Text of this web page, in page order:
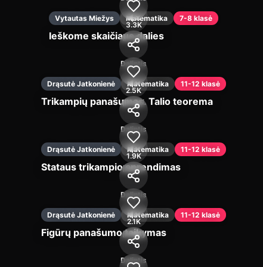
Įjungti
Vytautas Miežys Matematika 7-8 klasė
Ieškome skaičiaus dalies
3.3K
Dalintis
Įjungti
Drąsutė Jatkonienė Matematika 11-12 klasė
Trikampių panašumas. Talio teorema
2.5K
Dalintis
Įjungti
Drąsutė Jatkonienė Matematika 11-12 klasė
Stataus trikampio sprendimas
1.9K
Dalintis
Įjungti
Drąsutė Jatkonienė Matematika 11-12 klasė
Figūrų panašumo taikymas
2.1K
Dalintis